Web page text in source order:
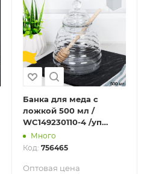
Банка для меда с
ложкой 500 мл /
WC149230110-4 /уп
100/747742
Много
Код: 756465
Оптовая цена